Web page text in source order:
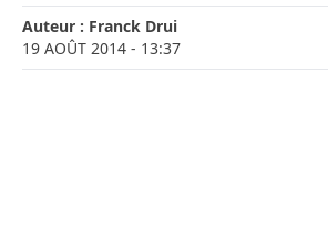
Auteur : Franck Drui
19 AOÛT 2014 - 13:37